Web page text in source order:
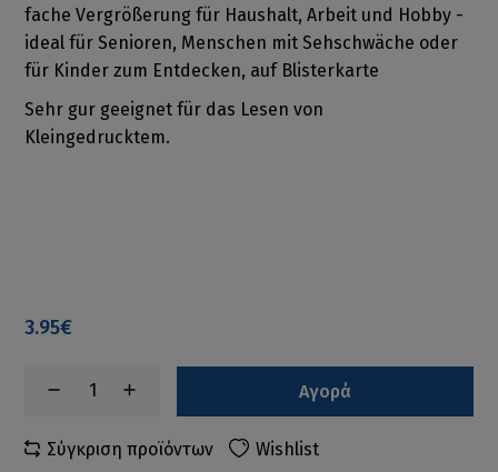
fache Vergrößerung für Haushalt, Arbeit und Hobby -
ideal für Senioren, Menschen mit Sehschwäche oder
für Kinder zum Entdecken, auf Blisterkarte
Sehr gur geeignet für das Lesen von
Kleingedrucktem.
3.95€
Αγορά
Σύγκριση προϊόντων Wishlist